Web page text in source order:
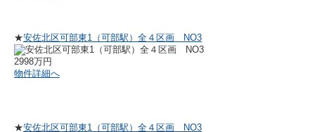
★安佐北区可部東1（可部駅）全４区画 NO3
2998万円
物件詳細へ
★安佐北区可部東1（可部駅）全４区画 NO3